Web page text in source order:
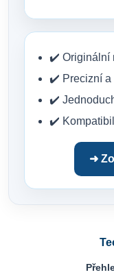
✔️ Originální
✔️ Precizní a
✔️
✔️
➜